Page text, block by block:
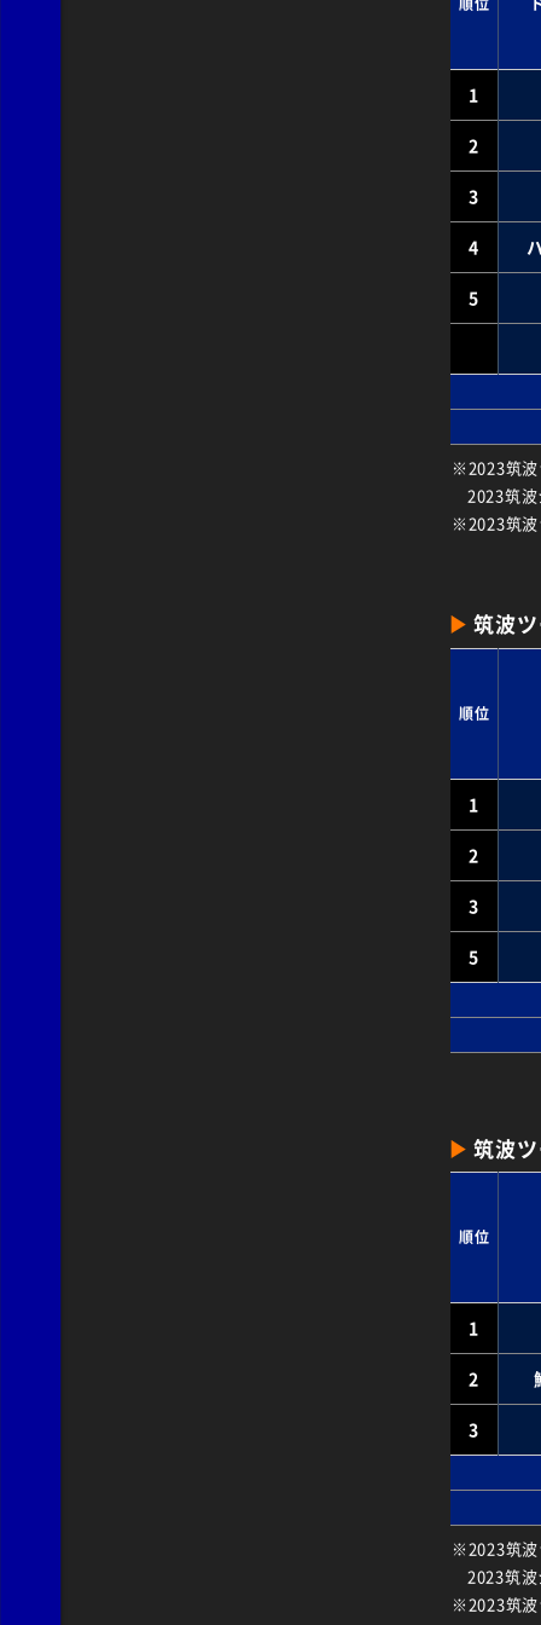
1
2
3
4
5
2023筑
2023筑
2023筑
筑波
順位
1
2
3
5
筑波
順位
1
2
3
2023筑
2023筑
2023筑